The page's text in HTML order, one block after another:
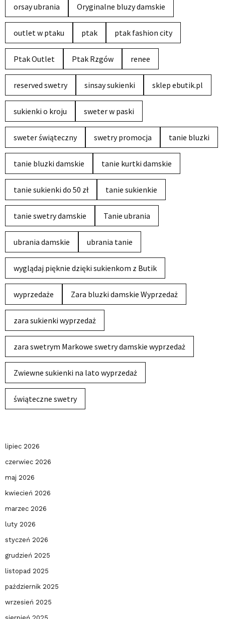
orsay ubrania Oryginalne bluzy damskie
outlet w ptaku ptak ptak fashion city
Ptak Outlet Ptak Rzgów renee
reserved swetry sinsay sukienki sklep ebutik.pl
sukienki o kroju sweter w paski
sweter świąteczny swetry promocja tanie bluzki
tanie bluzki damskie tanie kurtki damskie
tanie sukienki do 50 zł tanie sukienkie
tanie swetry damskie Tanie ubrania
ubrania damskie ubrania tanie
wyglądaj pięknie dzięki sukienkom z Butik
wyprzedaże Zara bluzki damskie Wyprzedaż
zara sukienki wyprzedaż
zara swetrym Markowe swetry damskie wyprzedaż
Zwiewne sukienki na lato wyprzedaż
świąteczne swetry
lipiec 2026
czerwiec 2026
maj 2026
kwiecień 2026
marzec 2026
luty 2026
styczeń 2026
grudzień 2025
listopad 2025
październik 2025
wrzesień 2025